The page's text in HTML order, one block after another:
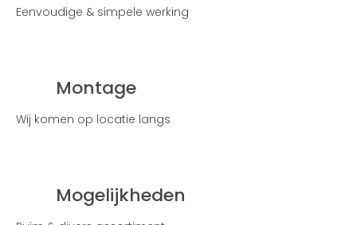
Eenvoudige & simpele werking
Montage
Wij komen op locatie langs
Mogelijkheden